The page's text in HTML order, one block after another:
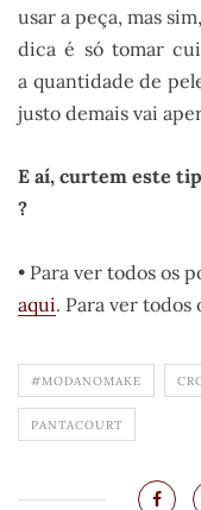
usar a peça, mas
dica é só tomar
a quantidade de
justo demais vai
E aí, curtem este
?
• Para ver todos os
aqui. Para ver todos
#MODANOMAKE
PANTACOURT